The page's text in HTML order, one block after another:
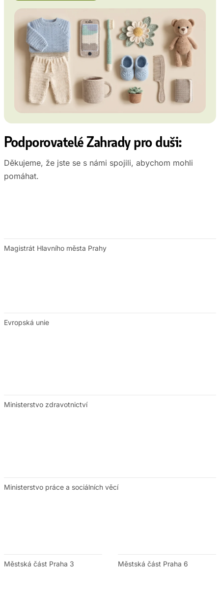
Podporovatelé Zahrady pro duši:
Děkujeme, že jste se s námi spojili, abychom mohli
pomáhat.
Magistrát Hlavního města Prahy
Evropská unie
Ministerstvo zdravotnictví
Ministerstvo práce a sociálních věcí
Městská část Praha 3 Městská část Praha 6